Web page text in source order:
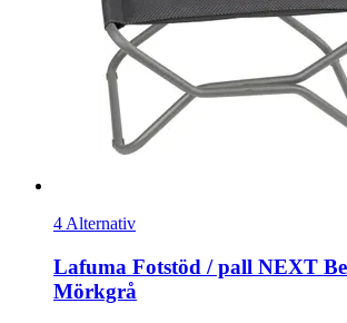
4 Alternativ
Lafuma Fotstöd / pall NEXT
Mörkgrå